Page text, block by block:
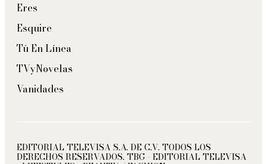
Eres
Esquire
Tú En Línea
TVyNovelas
Vanidades
EDITORIAL TELEVISA S.A. DE C.V. TODOS LOS
DERECHOS RESERVADOS. TBG - EDITORIAL TELEVISA